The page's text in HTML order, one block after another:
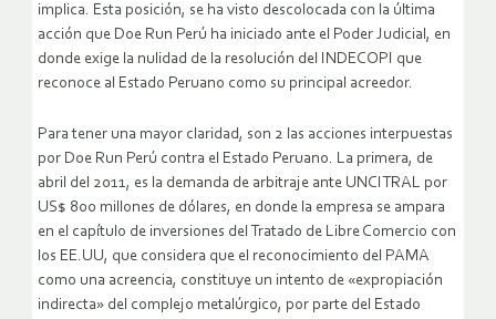
implica. Esta posición, se ha visto descolocada con la última
acción que Doe Run Perú ha iniciado ante el Poder Judicial, en
donde exige la nulidad de la resolución del INDECOPI que
reconoce al Estado Peruano como su principal acreedor.
Para tener una mayor claridad, son 2 las acciones interpuestas
por Doe Run Perú contra el Estado Peruano. La primera, de
abril del 2011, es la demanda de arbitraje ante UNCITRAL por
US$ 800 millones de dólares, en donde la empresa se ampara
en el capítulo de inversiones del Tratado de Libre Comercio con
los EE.UU, que considera que el reconocimiento del PAMA
como una acreencia, constituye un intento de «expropiación
indirecta» del complejo metalúrgico, por parte del Estado